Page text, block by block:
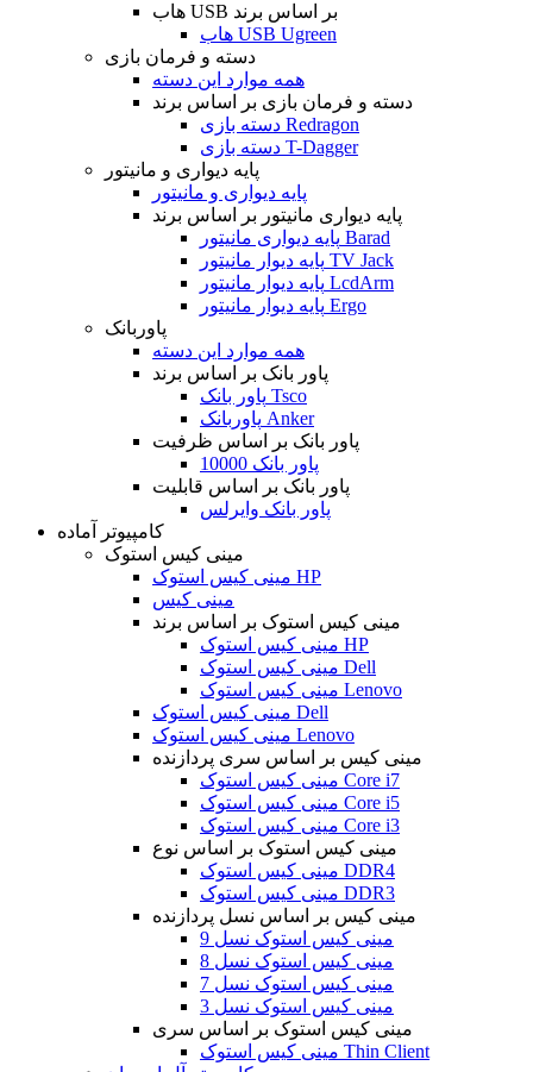
هاب USB بر اساس برند
هاب USB Ugreen
دسته و فرمان بازی
همه موارد این دسته
دسته و فرمان بازی بر اساس برند
دسته بازی Redragon
دسته بازی T-Dagger
پایه دیواری و مانیتور
پایه دیواری و مانیتور
پایه دیواری مانیتور بر اساس برند
پایه دیواری مانیتور Barad
پایه دیوار مانیتور TV Jack
پایه دیوار مانیتور LcdArm
پایه دیوار مانیتور Ergo
پاوربانک
همه موارد این دسته
پاور بانک بر اساس برند
پاور بانک Tsco
پاوربانک Anker
پاور بانک بر اساس ظرفیت
پاور بانک 10000
پاور بانک بر اساس قابلیت
پاور بانک وایرلس
کامپیوتر آماده
مینی کیس استوک
مینی کیس استوک HP
مینی کیس
مینی کیس استوک بر اساس برند
مینی کیس استوک HP
مینی کیس استوک Dell
مینی کیس استوک Lenovo
مینی کیس استوک Dell
مینی کیس استوک Lenovo
مینی کیس بر اساس سری پردازنده
مینی کیس استوک Core i7
مینی کیس استوک Core i5
مینی کیس استوک Core i3
مینی کیس استوک بر اساس نوع
مینی کیس استوک DDR4
مینی کیس استوک DDR3
مینی کیس بر اساس نسل پردازنده
مینی کیس استوک نسل 9
مینی کیس استوک نسل 8
مینی کیس استوک نسل 7
مینی کیس استوک نسل 3
مینی کیس استوک بر اساس سری
مینی کیس استوک Thin Client